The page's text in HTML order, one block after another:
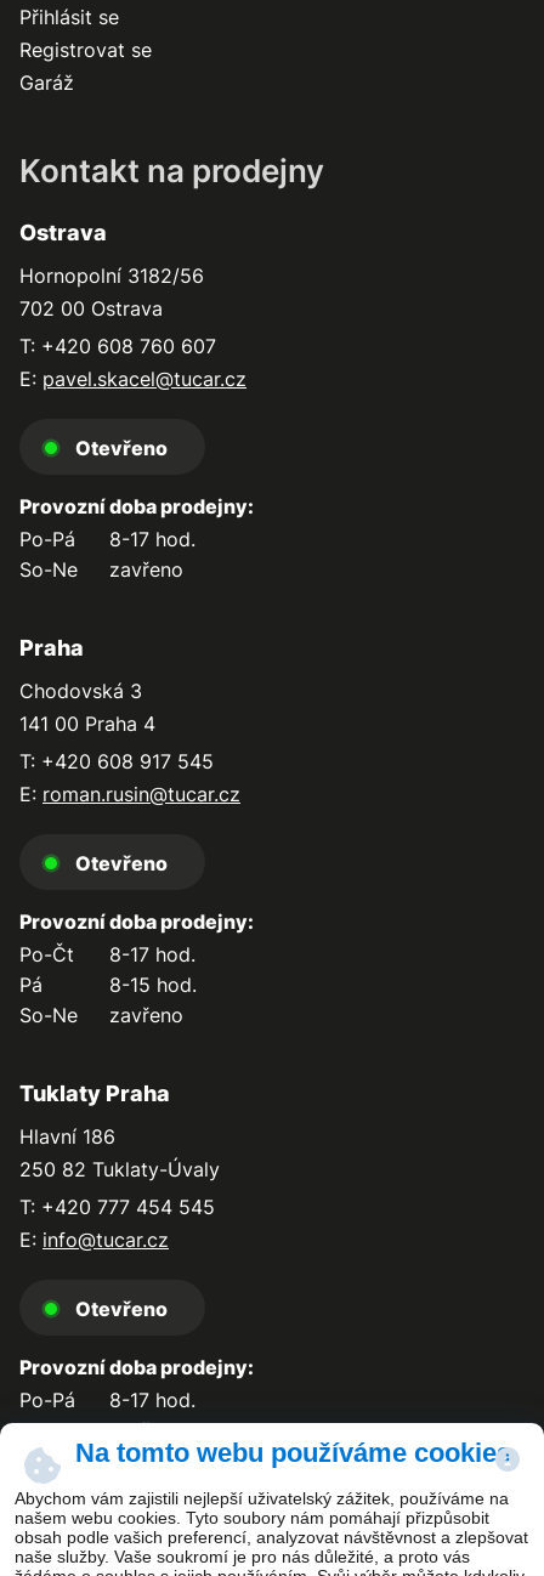
Na tomto webu používáme cookies
Abychom vám zajistili nejlepší uživatelský zážitek, používáme na
našem webu cookies. Tyto soubory nám pomáhají přizpůsobit
obsah podle vašich preferencí, analyzovat návštěvnost a zlepšovat
naše služby. Vaše soukromí je pro nás důležité, a proto vás
Přihlásit se
Registrovat se
Garáž
Kontakt na prodejny
Ostrava
Hornopolní 3182/56
702 00 Ostrava
T: +420 608 760 607
E: pavel.skacel@tucar.cz
Otevřeno
Provozní doba prodejny:
Po-Pá
8-17 hod.
So-Ne
zavřeno
Praha
Chodovská 3
141 00 Praha 4
T: +420 608 917 545
E: roman.rusin@tucar.cz
Otevřeno
Provozní doba prodejny:
Po-Čt
8-17 hod.
Pá
8-15 hod.
So-Ne
zavřeno
Tuklaty Praha
Hlavní 186
250 82 Tuklaty-Úvaly
T: +420 777 454 545
E: info@tucar.cz
Otevřeno
Provozní doba prodejny:
Po-Pá
8-17 hod.
So-Ne
zavřeno
Kontakt